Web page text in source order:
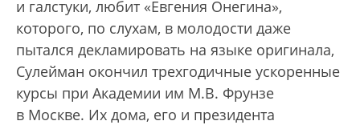
и галстуки, любит «Евгения Онегина»,
которого, по слухам, в молодости даже
пытался декламировать на языке оригинала,
Сулейман окончил трехгодичные ускоренные
курсы при Академии им М.В. Фрунзе
в Москве. Их дома, его и президента